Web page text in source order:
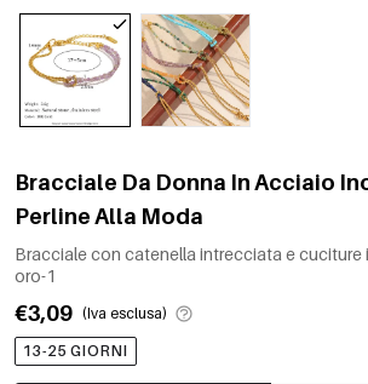
Bracciale Da Donna In Acciaio
Perline Alla Moda
Bracciale con catenella intrecciata e cuciture
oro-1
€3,09 (Iva esclusa)
13-25 GIORNI